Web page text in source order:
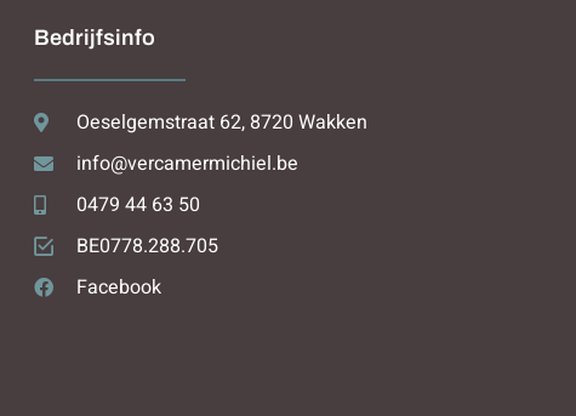
Bedrijfsinfo
Oeselgemstraat 62, 8720 Wakken
info@vercamermichiel.be
0479 44 63 50
BE0778.288.705
Facebook